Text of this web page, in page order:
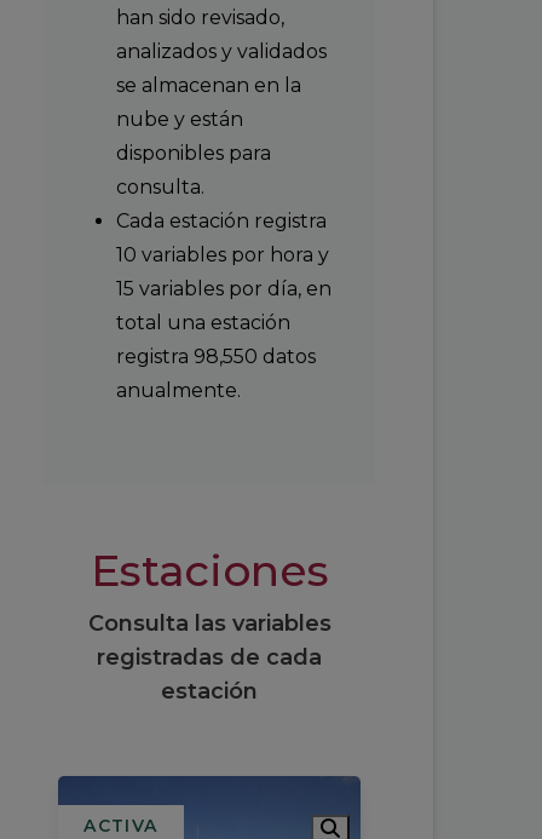
han sido revisado,
analizados y validados
se almacenan en la
nube y están
disponibles para
consulta.
Cada estación registra
10 variables por hora y
15 variables por día, en
total una estación
registra 98,550 datos
anualmente.
Estaciones
Consulta las variables
registradas de cada
estación
ACTIVA